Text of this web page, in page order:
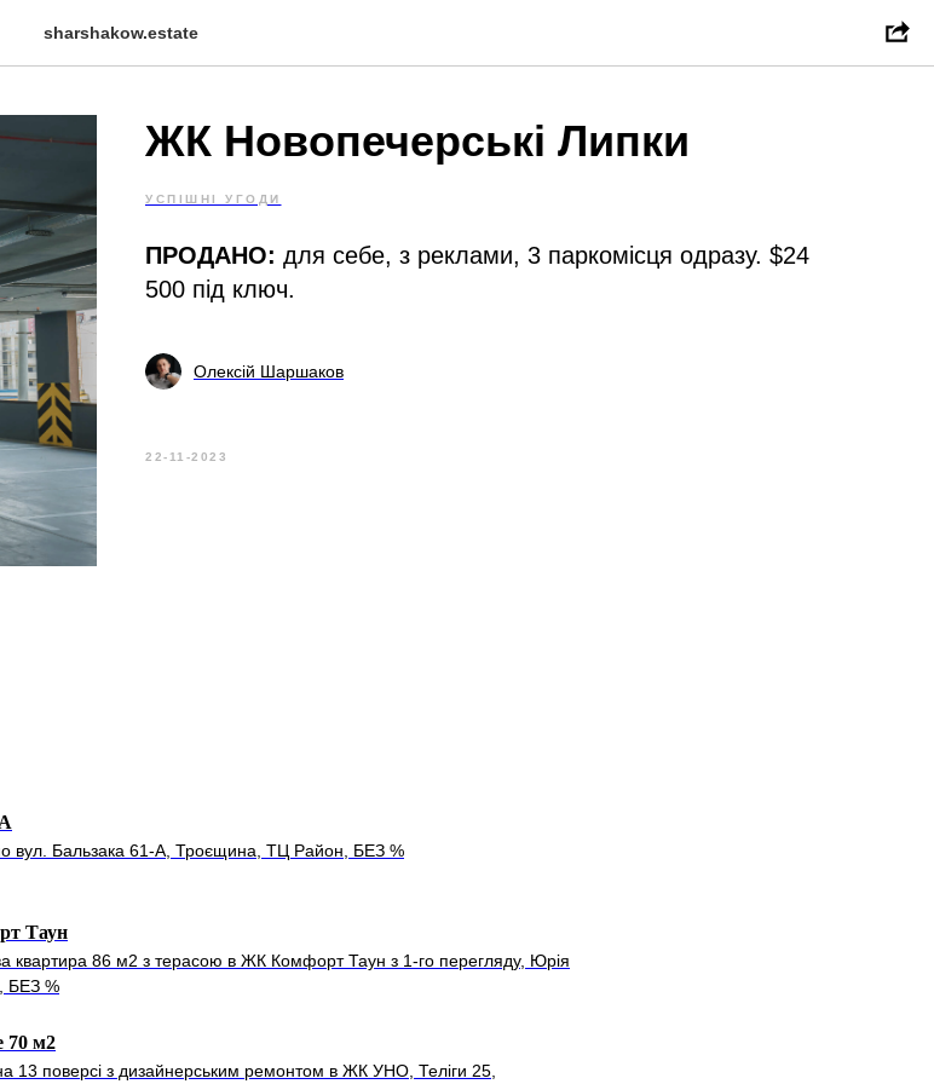
sharshakow.estate
ЖК Новопечерські Липки
УСПІШНІ УГОДИ
ПРОДАНО: для себе, з реклами, 3 паркомісця одразу. $24
500 під ключ.
Олексій Шаршаков
22-11-2023
вул. Бальзака 61-А, Троєщина, ТЦ Район, БЕЗ %
Таун
квартира 86 м2 з терасою в ЖК Комфорт Таун з 1-го перегляду, Юрія
БЕЗ %
70 м2
13 поверсі з дизайнерським ремонтом в ЖК УНО, Теліги 25,